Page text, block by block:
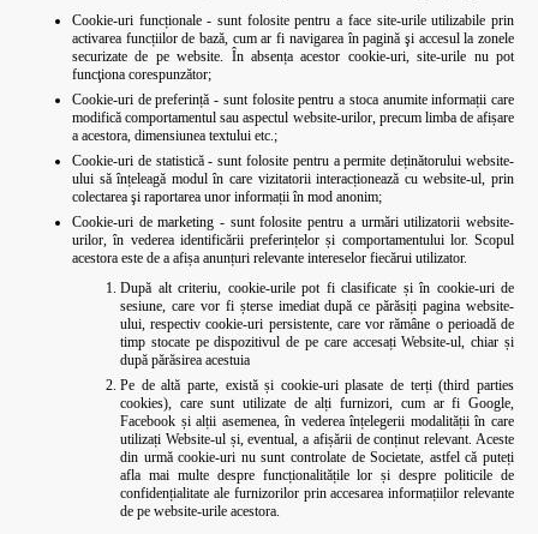
Cookie-uri funcționale - sunt folosite pentru a face site-urile utilizabile prin
activarea funcțiilor de bază, cum ar fi navigarea în pagină şi accesul la zonele
securizate de pe website. În absența acestor cookie-uri, site-urile nu pot
funcţiona corespunzător;
Cookie-uri de preferință - sunt folosite pentru a stoca anumite informații care
modifică comportamentul sau aspectul website-urilor, precum limba de afișare
a acestora, dimensiunea textului etc.;
Cookie-uri de statistică - sunt folosite pentru a permite deținătorului website-
ului să înțeleagă modul în care vizitatorii interacționează cu website-ul, prin
colectarea şi raportarea unor informații în mod anonim;
Cookie-uri de marketing - sunt folosite pentru a urmări utilizatorii website-
urilor, în vederea identificării preferințelor și comportamentului lor. Scopul
acestora este de a afișa anunțuri relevante intereselor fiecărui utilizator.
După alt criteriu, cookie-urile pot fi clasificate și în cookie-uri de
sesiune, care vor fi șterse imediat după ce părăsiți pagina website-
ului, respectiv cookie-uri persistente, care vor rămâne o perioadă de
timp stocate pe dispozitivul de pe care accesați Website-ul, chiar și
după părăsirea acestuia
Pe de altă parte, există și cookie-uri plasate de terți (third parties
cookies), care sunt utilizate de alți furnizori, cum ar fi Google,
Facebook și alții asemenea, în vederea înțelegerii modalității în care
utilizați Website-ul și, eventual, a afișării de conținut relevant. Aceste
din urmă cookie-uri nu sunt controlate de Societate, astfel că puteți
afla mai multe despre funcționalitățile lor și despre politicile de
confidențialitate ale furnizorilor prin accesarea informațiilor relevante
de pe website-urile acestora.